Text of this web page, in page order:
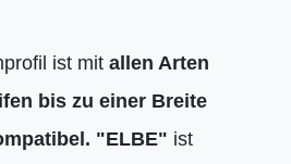
ist mit allen Arten
bis zu einer Breite
"ELBE" ist